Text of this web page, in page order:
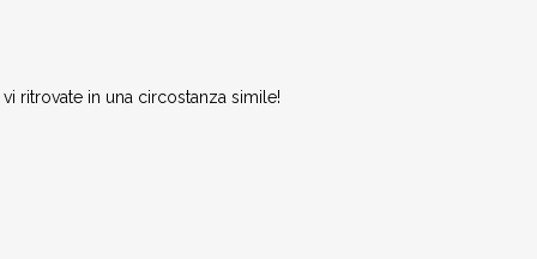
ritrovate in una circostanza simile!